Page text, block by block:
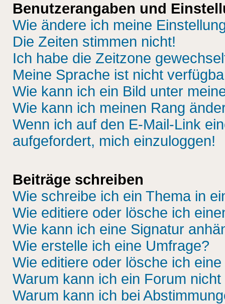
Benutzerangaben und
Wie ändere ich meine
Die Zeiten stimmen nicht!
Ich habe die Zeitzone
Meine Sprache ist nicht
Wie kann ich ein Bild unter
Wie kann ich meinen Rang
Wenn ich auf den E-Mail-Link
aufgefordert, mich einzuloggen!
Beiträge schreiben
Wie schreibe ich ein Thema in
Wie editiere oder lösche ich
Wie kann ich eine Signatur
Wie erstelle ich eine Umfrage?
Wie editiere oder lösche ich
Warum kann ich ein Forum
Warum kann ich bei